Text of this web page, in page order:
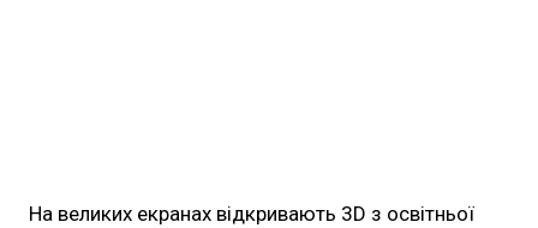
На великих екранах відкривають 3D з освітньої